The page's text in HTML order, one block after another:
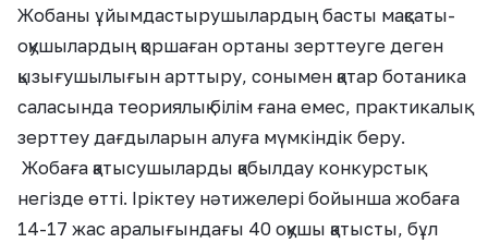
Жобаны ұйымдастырушылардың басты мақсаты-
оқушылардың қоршаған ортаны зерттеуге деген
қызығушылығын арттыру, сонымен қатар ботаника
саласында теориялық білім ғана емес, практикалық
зерттеу дағдыларын алуға мүмкіндік беру.
Жобаға қатысушыларды қабылдау конкурстық
негізде өтті. Іріктеу нәтижелері бойынша жобаға
14-17 жас аралығындағы 40 оқушы қатысты, бұл